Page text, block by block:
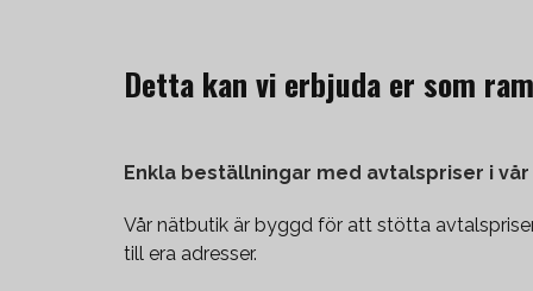
Detta kan vi erbjuda er som
Enkla beställningar med avtalspriser i
Vår nätbutik är byggd för att stötta
till era adresser.